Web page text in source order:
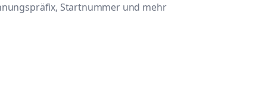
Startnummer und mehr